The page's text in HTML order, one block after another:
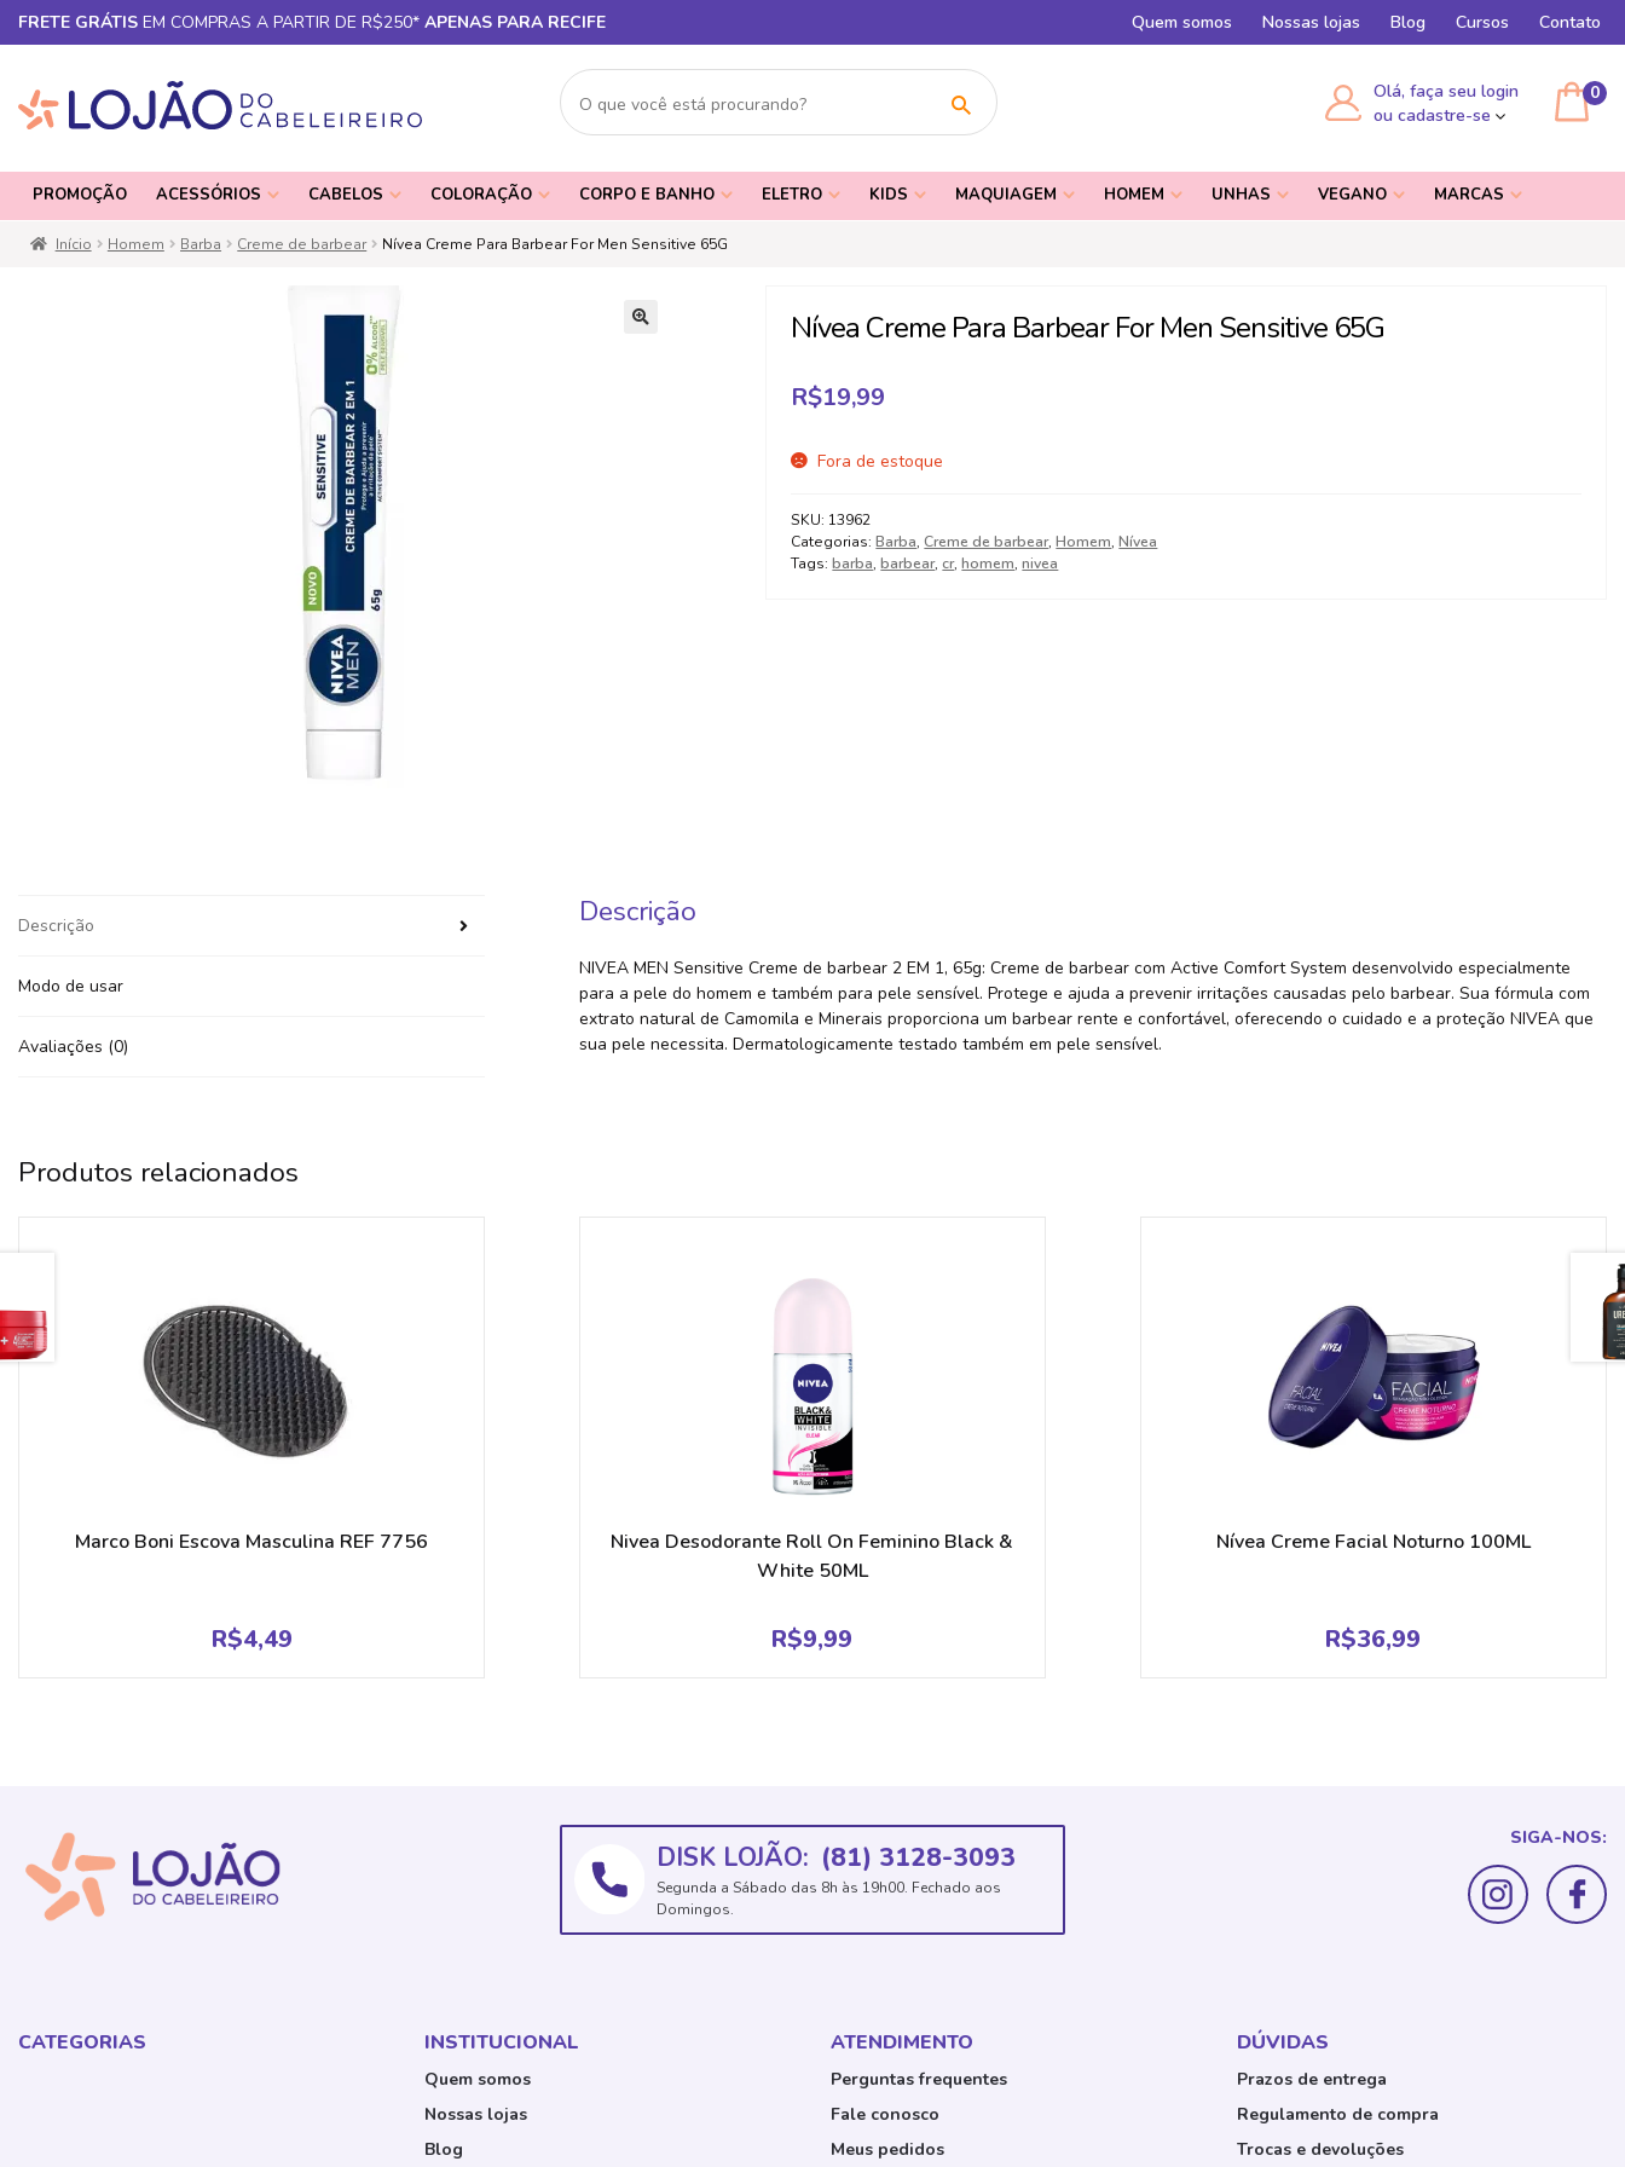
FRETE GRÁTIS EM COMPRAS A PARTIR DE R$250* APENAS PARA RECIFE Quem somos Nossas lojas Blog Cursos Contato
Olá, faça seu login
ou cadastre-se
0
para
navegação
para
o
conteúdo
PROMOÇÃO ACESSÓRIOS CABELOS COLORAÇÃO CORPO E BANHO ELETRO KIDS MAQUIAGEM HOMEM UNHAS VEGANO MARCAS
Início Homem Barba Creme de barbear Nívea Creme Para Barbear For Men Sensitive 65G
Nívea Creme Para Barbear For Men Sensitive 65G
R$19,99
Fora de estoque
SKU: 13962
Categorias:Barba,Creme de barbear,Homem,Nívea
Tags:barba,barbear, cr,homem,nivea
Descrição
Modo de usar
Avaliações (0)
Descrição
NIVEA MEN Sensitive Creme de barbear 2 EM 1, 65g: Creme de barbear com Active Comfort System desenvolvido especialmente
para a pele do homem e também para pele sensível. Protege e ajuda a prevenir irritações causadas pelo barbear. Sua fórmula com
extrato natural de Camomila e Minerais proporciona um barbear rente e confortável, oferecendo o cuidado e a proteção NIVEA que
sua pele necessita. Dermatologicamente testado também em pele sensível.
Produtos relacionados
Marco Boni Escova Masculina REF 7756
R$4,49
Nivea Desodorante Roll On Feminino Black &
White 50ML
R$9,99
Nívea Creme Facial Noturno 100ML
R$36,99
DISK LOJÃO: (81) 3128-3093
Segunda a Sábado das 8h às 19h00. Fechado aos
Domingos.
SIGA-NOS:
CATEGORIAS INSTITUCIONAL
Quem somos
Nossas lojas
Blog
ATENDIMENTO
Perguntas frequentes
Fale conosco
Meus pedidos
DÚVIDAS
Prazos de entrega
Regulamento de compra
Trocas e devoluções